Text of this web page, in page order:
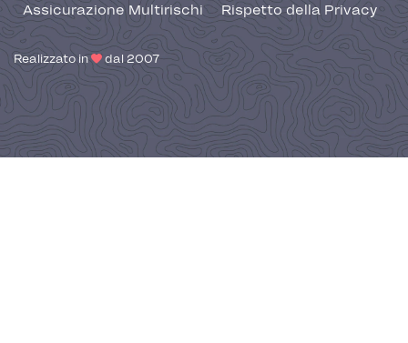
Assicurazione Multirischi
Rispetto della Privacy
Realizzato in dal 2007